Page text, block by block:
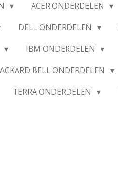
ACER ONDERDELEN
DELL ONDERDELEN
IBM ONDERDELEN
BELL ONDERDELEN
TERRA ONDERDELEN